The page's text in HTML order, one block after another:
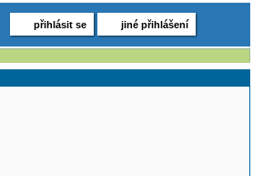
přihlásit se jiné přihlášení